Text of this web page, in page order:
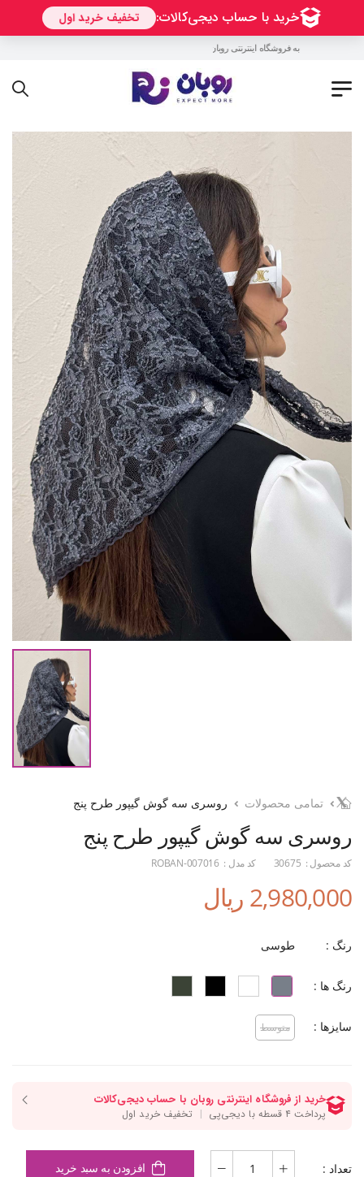
به فروشگاه اینترنتی روبان خوش آمدید !
تمامی محصولات روسری سه گوش گیپور طرح پنج
روسری سه گوش گیپور طرح پنج
کد محصول : 30675 کد مدل : ROBAN-007016
2,980,000 ریال
رنگ : طوسی
رنگ ها :
سایزها : متوسط
تعداد : افزودن به سبد خرید